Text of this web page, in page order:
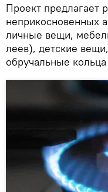
Проект предлагает
неприкосновенных
личные вещи,
леев), детские
обручальные